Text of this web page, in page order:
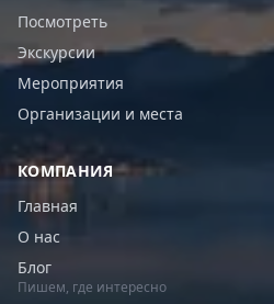
Посмотреть
Экскурсии
Мероприятия
Организации и места
КОМПАНИЯ
Главная
О нас
Блог
Пишем, где интересно